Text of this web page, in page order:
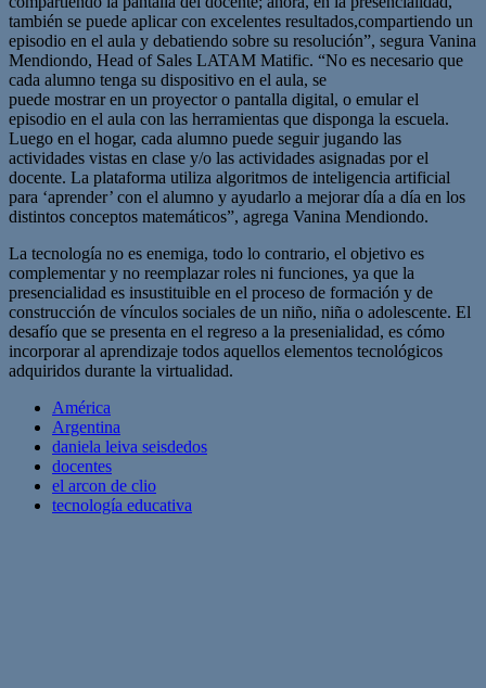
también se puede aplicar con excelentes resultados,compartiendo un
episodio en el aula y debatiendo sobre su resolución”, segura Vanina
Mendiondo, Head of Sales LATAM Matific. “No es necesario que
cada alumno tenga su dispositivo en el aula, se
puede mostrar en un proyector o pantalla digital, o emular el
episodio en el aula con las herramientas que disponga la escuela.
Luego en el hogar, cada alumno puede seguir jugando las
actividades vistas en clase y/o las actividades asignadas por el
docente. La plataforma utiliza algoritmos de inteligencia artificial
para ‘aprender’ con el alumno y ayudarlo a mejorar día a día en los
distintos conceptos matemáticos”, agrega Vanina Mendiondo.
La tecnología no es enemiga, todo lo contrario, el objetivo es
complementar y no reemplazar roles ni funciones, ya que la
presencialidad es insustituible en el proceso de formación y de
construcción de vínculos sociales de un niño, niña o adolescente. El
desafío que se presenta en el regreso a la presenialidad, es cómo
incorporar al aprendizaje todos aquellos elementos tecnológicos
adquiridos durante la virtualidad.
América
Argentina
daniela leiva seisdedos
docentes
el arcon de clio
tecnología educativa